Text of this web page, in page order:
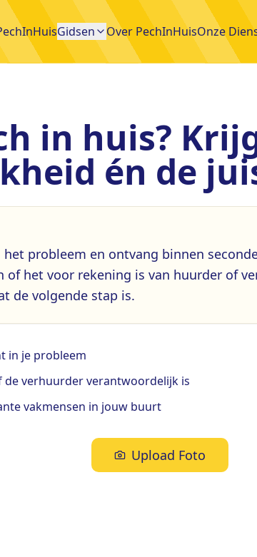
Gidsen Over PechInHuisOnze
in huis?
én de
probleem en ontvang binnen
of het voor rekening is van huurder of
de volgende stap is.
in je probleem
de verhuurder verantwoordelijk is
vakmensen in jouw buurt
Upload Foto